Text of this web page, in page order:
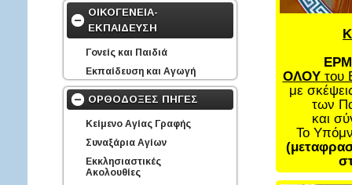
ΟΙΚΟΓΕΝΕΙΑ-
ΕΚΠΑΙΔΕΥΣΗ
Γονείς και Παιδιά
Εκπαίδευση και Αγωγή
ΟΡΘΟΔΟΞΕΣ ΠΗΓΕΣ
Κείμενο Αγίας Γραφής
Συναξάρια Αγίων
Εκκλησιαστικές
Ακολουθίες
ΟΛΟΥτου
με
των
και
Το